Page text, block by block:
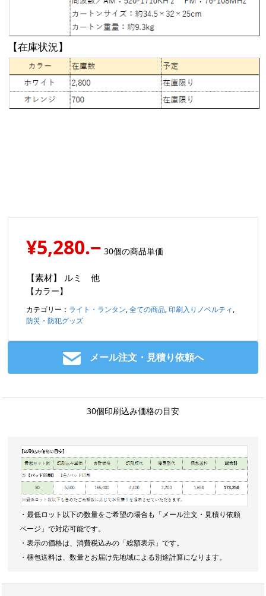
【在庫状況】
¥5,280.− 30個の商品単価
【素材】 ルミ 他
【カラー】
カテゴリー： ライト・ランタン,全ての商品,印刷入りノベルティ,
防災・防犯グッズ
メール注文・見積り依頼へ
30個印刷込み価格の目安
・最低ロット以下の数量をご希望の場合も「メール注文・見積り依頼
ページ」で対応可能です。
・表示の価格は、消費税込みの「総額表示」です。
・梱包送料は、数量とお届け先地域による別途計算になります。